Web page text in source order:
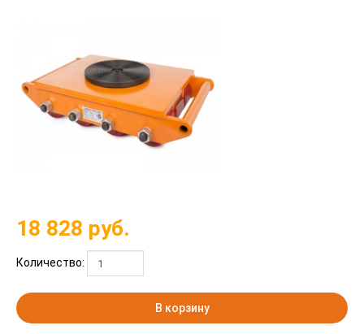
18 828 руб.
Количество:
В корзину